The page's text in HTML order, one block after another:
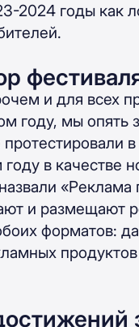
2024 годы как
и для всех
году, мы опять
в качестве
«Реклама
и размещают
форматов: